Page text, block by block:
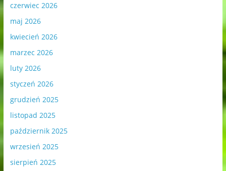
czerwiec 2026
maj 2026
kwiecień 2026
marzec 2026
luty 2026
styczeń 2026
grudzień 2025
listopad 2025
październik 2025
wrzesień 2025
sierpień 2025